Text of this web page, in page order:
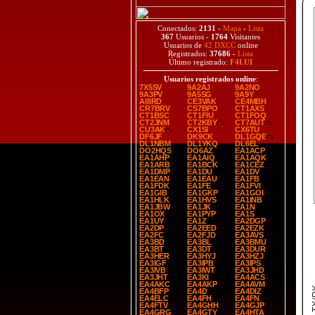
Conectados: 2131 - Mapa - Lista
367 Usuarios - 1764 Visitantes
Usuarios de 42 DXCConline
Registrados: 37686 - Lista
Último registrado: F4LUI
Usuarios registrados online:
7X5SV
9A2AJ
9A2NO
9A3PV
9A5SG
9A9Y
AI8RD
CE3VAK
CE4MBH
CR7BRV
CS7BPO
CT1AXS
CT1BSC
CT1FIU
CT1FOQ
CT2JNM
CT2KBY
CT7AUT
CU3AK
CX1SI
CX6TU
DF6JF
DK9CK
DL1GQE
DL1NBM
DL1YKQ
DL6EL
DO2HQS
DO6AZ
EA1ACP
EA1AHP
EA1AIQ
EA1AQK
EA1ARB
EA1BCK
EA1CEZ
EA1DMP
EA1DU
EA1DV
EA1EAN
EA1EAU
EA1FB
EA1FDK
EA1FE
EA1FVI
EA1GIB
EA1GKP
EA1GOI
EA1HLK
EA1HVS
EA1INB
EA1JBW
EA1JK
EA1N
EA1OX
EA1PYP
EA1S
EA1UY
EA1Z
EA2DGP
EA2DP
EA2EED
EA2EZK
EA2FC
EA2FJD
EA3AVS
EA3BD
EA3BL
EA3BMU
EA3BT
EA3DT
EA3DUR
EA3HER
EA3HYJ
EA3HZJ
EA3IGF
EA3IPB
EA3IPS
EA3IVB
EA3IWT
EA3JHD
EA3JHT
EA3KI
EA4ACS
EA4AKC
EA4AKP
EA4AVM
EA4BFP
EA4D
EA4DIZ
EA4ELC
EA4FH
EA4FN
EA4FTV
EA4GHH
EA4GJP
EA4GRG
EA4GTY
EA4HTA